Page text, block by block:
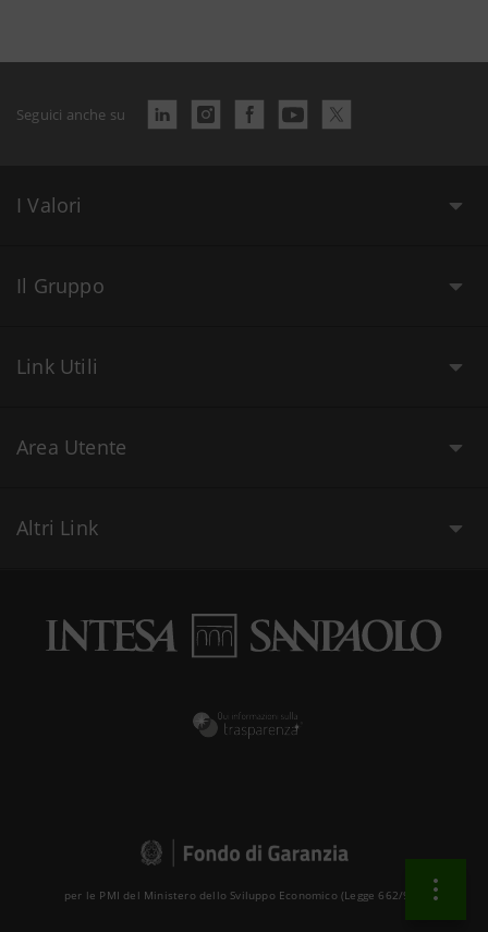
Seguici anche su
I Valori
Il Gruppo
Link Utili
Area Utente
Altri Link
per le PMI del Ministero dello Sviluppo Economico (Legge 662/96 )